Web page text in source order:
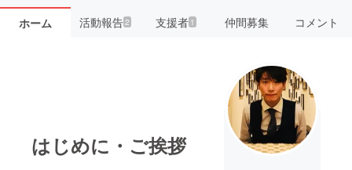
ホーム 活動報告2 支援者 1 仲間募集 コメント
はじめに・ご挨拶